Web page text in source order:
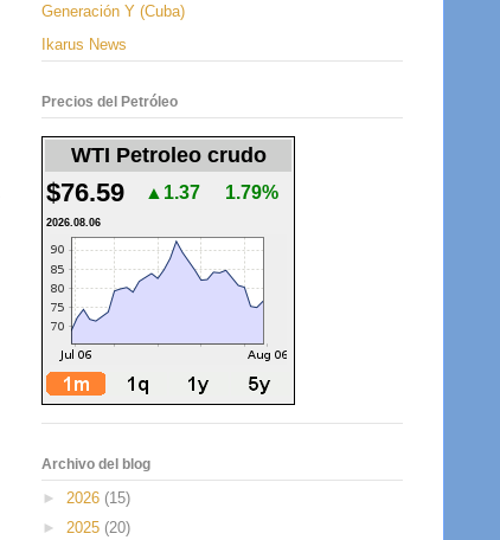
Generación Y (Cuba)
Ikarus News
Precios del Petróleo
WTI Petroleo crudo
$76.59 ▲1.37 1.79%
2026.08.06
Archivo del blog
► 2026 (15)
► 2025 (20)